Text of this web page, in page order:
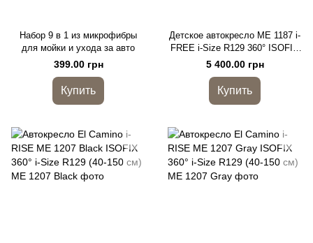
Набор 9 в 1 из микрофибры
для мойки и ухода за авто
399.00 грн
Купить
Детское автокресло ME 1187 i-
FREE i-Size R129 360° ISOFIX
(40–150 см)
5 400.00 грн
Купить